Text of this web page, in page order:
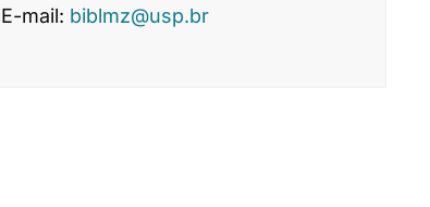
E-mail: biblmz@usp.br